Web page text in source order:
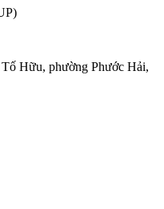
Hữu, phường Phước Hải,